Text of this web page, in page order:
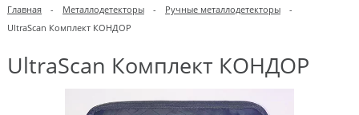
Главная - Металлодетекторы - Ручные металлодетекторы
-
UltraScan Комплект КОНДОР
UltraScan Комплект КОНДОР